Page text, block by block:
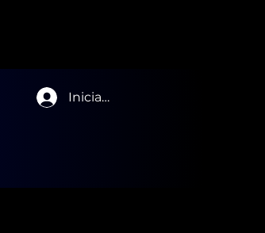
Iniciar sesión